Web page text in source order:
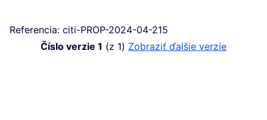
Referencia: citi-PROP-2024-04-215
Číslo verzie 1 (z 1) zobraziť ďalšie verzie